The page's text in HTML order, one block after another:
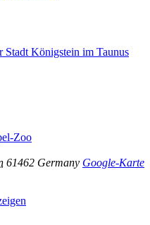
Königstein im Taunus
Zoo
61462 Germany Google-Karte